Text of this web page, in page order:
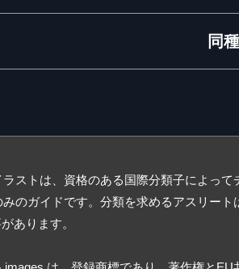
同
ストは、資格のある国際分類子によって
のガイドです。分類を求めるアスリート
あります。